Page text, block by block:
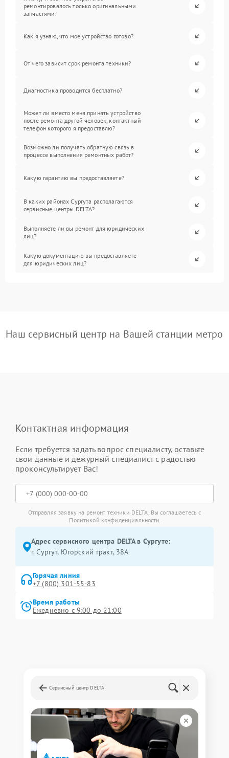
ремонтировалось только оригинальными
запчастями.
Как я узнаю, что мое устройство готово?
От чего зависит срок ремонта техники?
Диагностика проводится бесплатно?
Может ли вместо меня принять устройство
после ремонта другой человек, контактный
телефон которого я предоставлю?
Возможно ли получать обратную связь в
процессе выполнения ремонтных работ?
Какую гарантию вы предоставляете?
В каких районах Сургута располагаются
сервисные центры DELTA?
Выполняете ли вы ремонт для юридических
лиц?
Какую документацию вы предоставляете
для юридических лиц?
Наш сервисный центр на Вашей станции метро
Контактная информация
Если требуется задать вопрос специалисту, оставьте
свои данные и дежурный специалист с радостью
проконсультирует Вас!
Отправляя заявку на ремонт техники DELTA, Вы соглашаетесь с
Политикой конфиденциальности
Адрес сервисного центра DELTA в Сургуте:
г. Сургут, Югорский тракт, 38А
Горячая линия
+7 (800) 301-55-83
Время работы
Ежедневно с 9:00 до 21:00
Сервисный центр DELTA